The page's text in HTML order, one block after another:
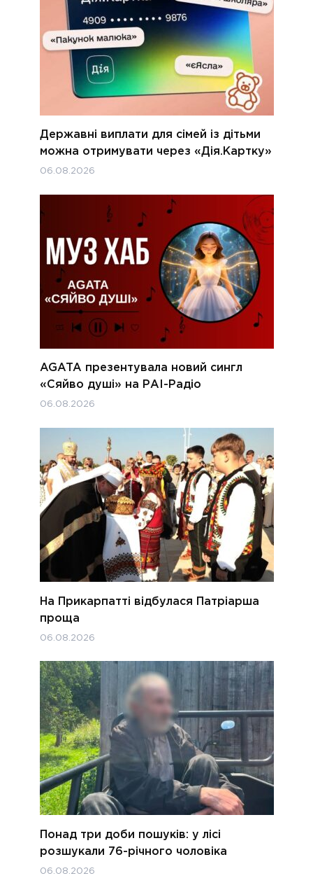
Державні виплати для сімей із дітьми
можна отримувати через «Дія.Картку»
06.08.2026
AGATA презентувала новий сингл
«Сяйво душі» на РАІ-Радіо
06.08.2026
На Прикарпатті відбулася Патріарша
проща
06.08.2026
Понад три доби пошуків: у лісі
розшукали 76-річного чоловіка
06.08.2026